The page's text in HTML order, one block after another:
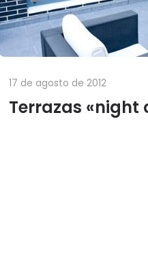
Terrazas «night
17 de agosto de 2012